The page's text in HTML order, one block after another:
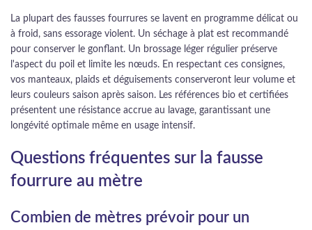
La plupart des fausses fourrures se lavent en programme délicat ou
à froid, sans essorage violent. Un séchage à plat est recommandé
pour conserver le gonflant. Un brossage léger régulier préserve
l'aspect du poil et limite les nœuds. En respectant ces consignes,
vos manteaux, plaids et déguisements conserveront leur volume et
leurs couleurs saison après saison. Les références bio et certifiées
présentent une résistance accrue au lavage, garantissant une
longévité optimale même en usage intensif.
Questions fréquentes sur la fausse
fourrure au mètre
Combien de mètres prévoir pour un